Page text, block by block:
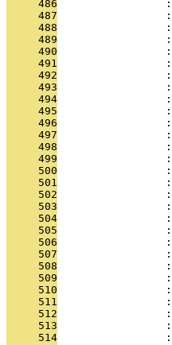
     486
                 :
     487
     488
     489
                 :
     490
     491
                 :
     492
                 :
     493
     494
     495
     496
     497
     498
     499
     500
     501
     502
     503
     504
     505
     506
     507
     508
     509
     510
     511
     512
     513
     514